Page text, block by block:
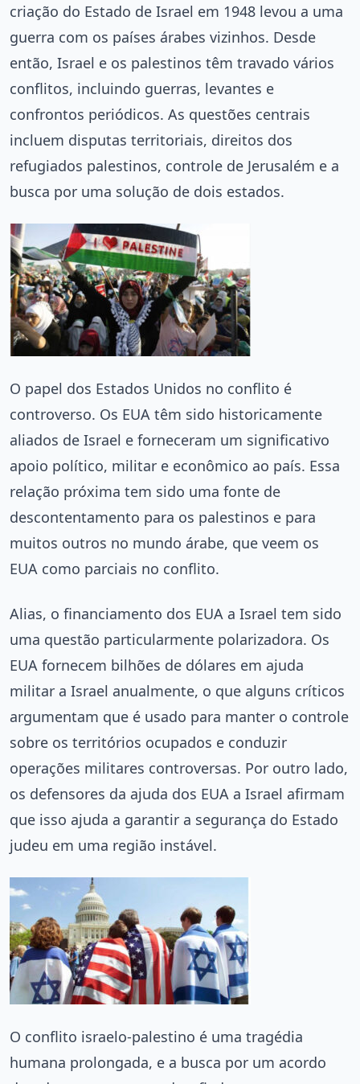
criação do Estado de Israel em 1948 levou a uma
guerra com os países árabes vizinhos. Desde
então, Israel e os palestinos têm travado vários
conflitos, incluindo guerras, levantes e
confrontos periódicos. As questões centrais
incluem disputas territoriais, direitos dos
refugiados palestinos, controle de Jerusalém e a
busca por uma solução de dois estados.
O papel dos Estados Unidos no conflito é
controverso. Os EUA têm sido historicamente
aliados de Israel e forneceram um significativo
apoio político, militar e econômico ao país. Essa
relação próxima tem sido uma fonte de
descontentamento para os palestinos e para
muitos outros no mundo árabe, que veem os
EUA como parciais no conflito.
Alias, o financiamento dos EUA a Israel tem sido
uma questão particularmente polarizadora. Os
EUA fornecem bilhões de dólares em ajuda
militar a Israel anualmente, o que alguns críticos
argumentam que é usado para manter o controle
sobre os territórios ocupados e conduzir
operações militares controversas. Por outro lado,
os defensores da ajuda dos EUA a Israel afirmam
que isso ajuda a garantir a segurança do Estado
judeu em uma região instável.
O conflito israelo-palestino é uma tragédia
humana prolongada, e a busca por um acordo